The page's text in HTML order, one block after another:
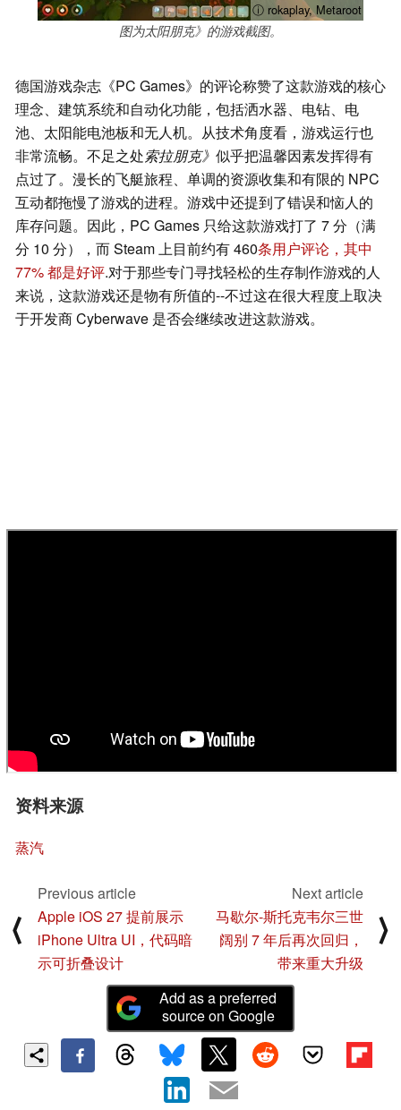
ⓘ rokaplay, Metaroot
图为太阳朋克》的游戏截图。
德国游戏杂志《PC Games》的评论称赞了这款游戏的核心
理念、建筑系统和自动化功能，包括洒水器、电钻、电
池、太阳能电池板和无人机。从技术角度看，游戏运行也
非常流畅。不足之处索拉朋克》 似乎把温馨因素发挥得有
点过了。漫长的飞艇旅程、单调的资源收集和有限的 NPC
互动都拖慢了游戏的进程。游戏中还提到了错误和恼人的
库存问题。因此，PC Games 只给这款游戏打了 7 分（满
分 10 分），而 Steam 上目前约有 460条用户评论，其中
77% 都是好评.对于那些专门寻找轻松的生存制作游戏的人
来说，这款游戏还是物有所值的--不过这在很大程度上取决
于开发商 Cyberwave 是否会继续改进这款游戏。
资料来源
蒸汽
⟨
Previous article
Apple iOS 27 提前展示
iPhone Ultra UI，代码暗
示可折叠设计
Next article
马歇尔-斯托克韦尔三世
阔别 7 年后再次回归，
带来重大升级
⟩
Add as a preferred
source on Google